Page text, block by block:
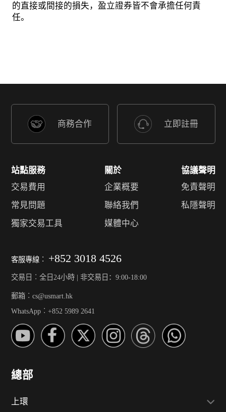
的直接或間接的損失，盈立證券皆不會承擔任何責
任。
商務合作 立即註冊
站點服務
交易費用
常見問題
獨家交易工具
關於
企業概要
聯絡我們
媒體中心
協議聲明
免責聲明
私隱聲明
客服專線︰ +852 3018 4526
交易日︰全日24小時 | 非交易日：9:00-18:00
郵箱︰cs@usmart.hk
WhatsApp︰+852 5989 2641
總部
上環